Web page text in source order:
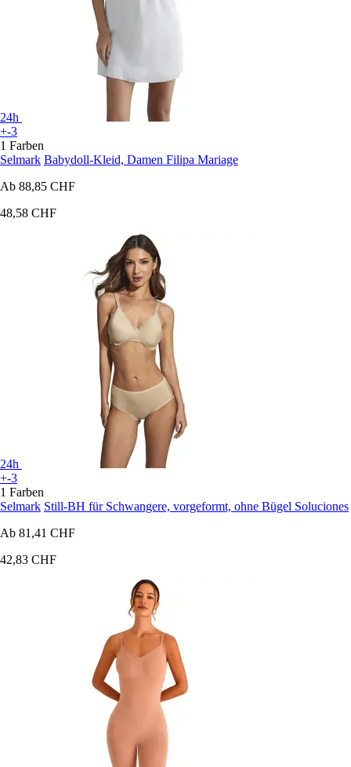
24h
+-3
1 Farben
Selmark Babydoll-Kleid, Damen Filipa Mariage
Ab 88,85 CHF
48,58 CHF
24h
+-3
1 Farben
Selmark Still-BH für Schwangere, vorgeformt, ohne Bügel Soluciones
Ab 81,41 CHF
42,83 CHF